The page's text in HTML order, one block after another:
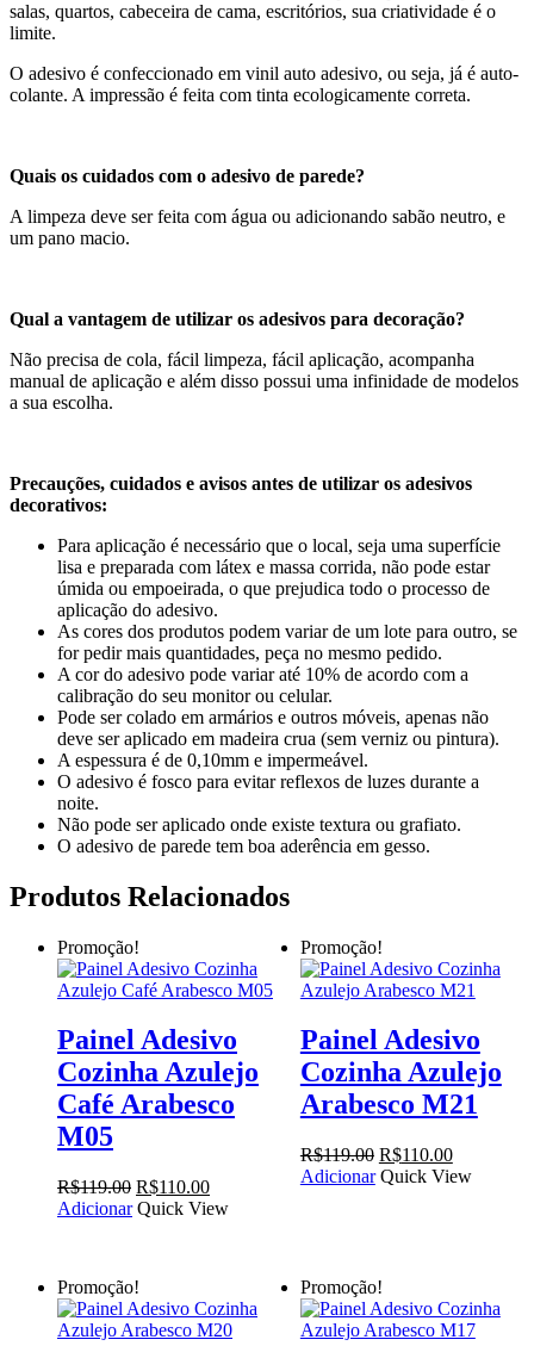
salas, quartos, cabeceira de cama, escritórios, sua criatividade é o
limite.
O adesivo é confeccionado em vinil auto adesivo, ou seja, já é auto-
colante. A impressão é feita com tinta ecologicamente correta.
Quais os cuidados com o adesivo de parede?
A limpeza deve ser feita com água ou adicionando sabão neutro, e
um pano macio.
Qual a vantagem de utilizar os adesivos para decoração?
Não precisa de cola, fácil limpeza, fácil aplicação, acompanha
manual de aplicação e além disso possui uma infinidade de modelos
a sua escolha.
Precauções, cuidados e avisos antes de utilizar os adesivos
decorativos:
Para aplicação é necessário que o local, seja uma superfície
lisa e preparada com látex e massa corrida, não pode estar
úmida ou empoeirada, o que prejudica todo o processo de
aplicação do adesivo.
As cores dos produtos podem variar de um lote para outro, se
for pedir mais quantidades, peça no mesmo pedido.
A cor do adesivo pode variar até 10% de acordo com a
calibração do seu monitor ou celular.
Pode ser colado em armários e outros móveis, apenas não
deve ser aplicado em madeira crua (sem verniz ou pintura).
A espessura é de 0,10mm e impermeável.
O adesivo é fosco para evitar reflexos de luzes durante a
noite.
Não pode ser aplicado onde existe textura ou grafiato.
O adesivo de parede tem boa aderência em gesso.
Produtos Relacionados
Promoção!
Painel Adesivo
Cozinha Azulejo
Café Arabesco
M05
R$119.00 O
preço
R$110.00O
preço
Adicionar Quick View
Promoção!
Painel Adesivo
Cozinha Azulejo
Arabesco M21
R$119.00 O
preço
R$110.00O
preço
Adicionar Quick View
Promoção! Promoção!